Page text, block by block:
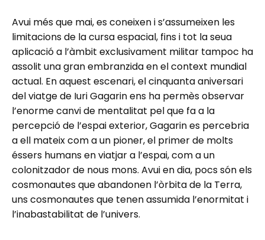
Avui més que mai, es coneixen i s’assumeixen les
limitacions de la cursa espacial, fins i tot la seua
aplicació a l’àmbit exclusivament militar tampoc ha
assolit una gran embranzida en el context mundial
actual. En aquest escenari, el cinquanta aniversari
del viatge de Iuri Gagarin ens ha permès observar
l’enorme canvi de mentalitat pel que fa a la
percepció de l’espai exterior, Gagarin es percebria
a ell mateix com a un pioner, el primer de molts
éssers humans en viatjar a l’espai, com a un
colonitzador de nous mons. Avui en dia, pocs són els
cosmonautes que abandonen l’òrbita de la Terra,
uns cosmonautes que tenen assumida l’enormitat i
l’inabastabilitat de l’univers.